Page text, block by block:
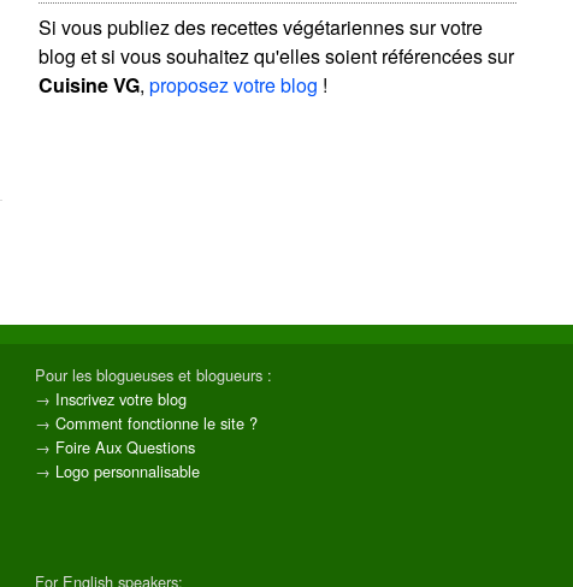
Si vous publiez des recettes végétariennes sur votre
blog et si vous souhaitez qu'elles soient référencées sur
Cuisine VG,proposez votre blog !
Pour les blogueuses et blogueurs :
→ Inscrivez votre blog
→ Comment fonctionne le site ?
→ Foire Aux Questions
→ Logo personnalisable
For English speakers: